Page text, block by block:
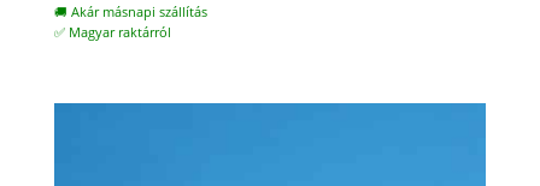
🚚 Akár másnapi szállítás
✅ Magyar raktárról